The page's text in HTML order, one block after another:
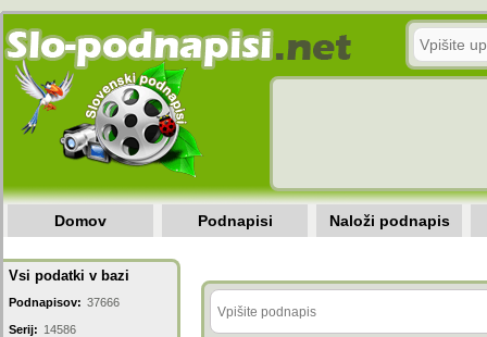
Domov Podnapisi Naloži podnapis
Vsi podatki v bazi
Podnapisov: 37666
Serij: 14586